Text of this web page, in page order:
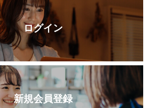
ログイン
新規会員登録